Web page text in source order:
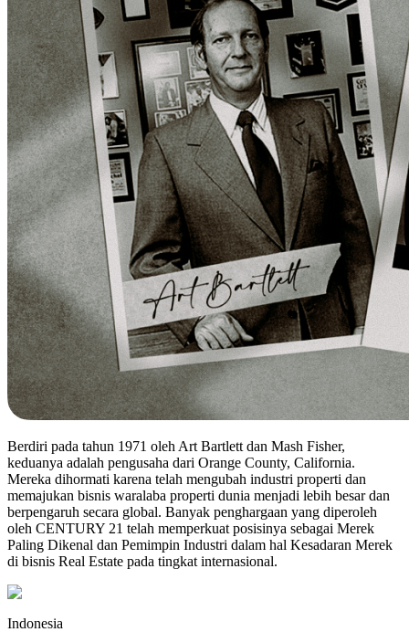
Berdiri pada tahun 1971 oleh Art Bartlett dan Mash Fisher,
keduanya adalah pengusaha dari Orange County, California.
Mereka dihormati karena telah mengubah industri properti dan
memajukan bisnis waralaba properti dunia menjadi lebih besar dan
berpengaruh secara global. Banyak penghargaan yang diperoleh
oleh CENTURY 21 telah memperkuat posisinya sebagai Merek
Paling Dikenal dan Pemimpin Industri dalam hal Kesadaran Merek
di bisnis Real Estate pada tingkat internasional.
Indonesia